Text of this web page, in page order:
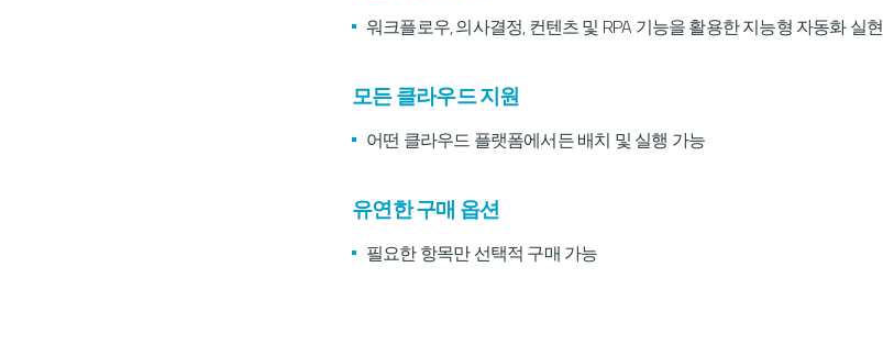
워크플로우, 의사결정, 컨텐츠 및 RPA 기능을 활용한 지능형 자동화 실현
모든 클라우드 지원
어떤 클라우드 플랫폼에서든 배치 및 실행 가능
유연한 구매 옵션
필요한 항목만 선택적 구매 가능